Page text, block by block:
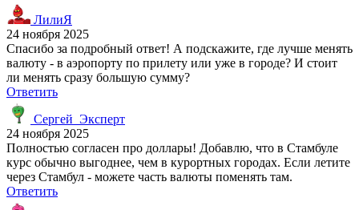
ЛилиЯ
24 ноября 2025
Спасибо за подробный ответ! А подскажите, где лучше менять
валюту - в аэропорту по прилету или уже в городе? И стоит
ли менять сразу большую сумму?
Ответить
Сергей_Эксперт
24 ноября 2025
Полностью согласен про доллары! Добавлю, что в Стамбуле
курс обычно выгоднее, чем в курортных городах. Если летите
через Стамбул - можете часть валюты поменять там.
Ответить